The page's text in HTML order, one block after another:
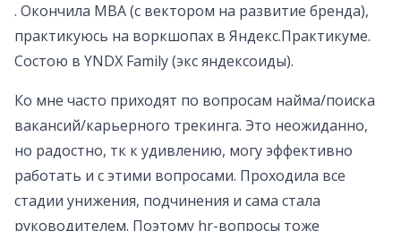
. Окончила MBA (с вектором на развитие бренда),
практикуюсь на воркшопах в Яндекс.Практикуме.
Cостою в YNDX Family (экс яндексоиды).
Ко мне часто приходят по вопросам найма/поиска
вакансий/карьерного трекинга. Это неожиданно,
но радостно, тк к удивлению, могу эффективно
работать и с этими вопросами. Проходила все
стадии унижения, подчинения и сама стала
руководителем. Поэтому hr-вопросы тоже